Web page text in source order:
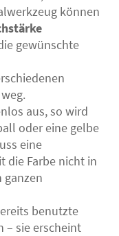
können
gewünschte
aus, so wird
oder eine gelbe
eine
die Farbe nicht in
ganzen
benutzte
– sie erscheint